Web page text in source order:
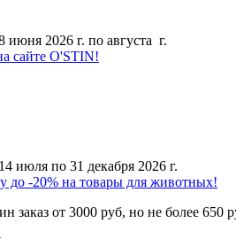
июня 2026 г. по августа г.
сайте O'STIN!
июля по 31 декабря 2026 г.
до -20% на товары для животных!
заказ от 3000 руб, но не более 650